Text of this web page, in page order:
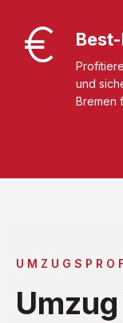
und
Bremen